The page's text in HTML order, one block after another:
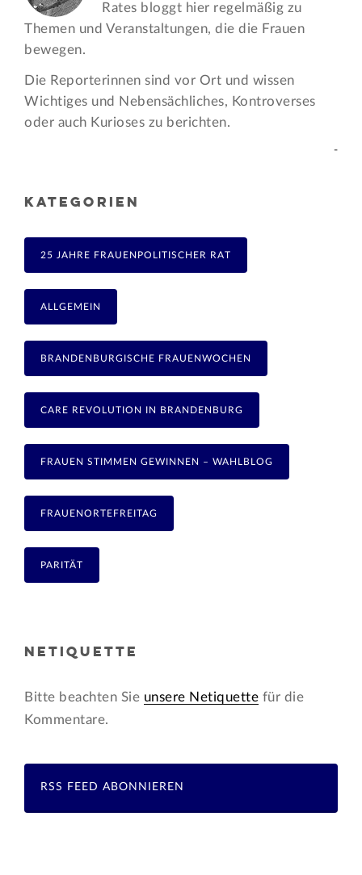
Rates bloggt hier regelmäßig zu
Themen und Veran­staltungen, die die Frauen
bewegen.
Die Reporterinnen sind vor Ort und wissen
Wichtiges und Nebensächliches, Kontroverses
oder auch Kurioses zu berichten.
-
KATEGORIEN
25 JAHRE FRAUENPOLITISCHER RAT
ALLGEMEIN
BRANDENBURGISCHE FRAUENWOCHEN
CARE REVOLUTION IN BRANDENBURG
FRAUEN STIMMEN GEWINNEN – WAHLBLOG
FRAUENORTEFREITAG
PARITÄT
NETIQUETTE
Bitte beachten Sie unsere Netiquette für die
Kommentare.
RSS FEED ABONNIEREN